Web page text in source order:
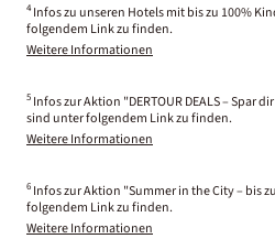
4 Infos zu unseren Hotels mit bis zu 100%
folgendem Link zu finden.
Weitere Informationen
5 Infos zur Aktion "DERTOUR DEALS – Spar
sind unter folgendem Link zu finden.
Weitere Informationen
6 Infos zur Aktion "Summer in the City – bis
folgendem Link zu finden.
Weitere Informationen